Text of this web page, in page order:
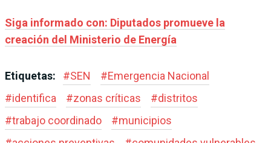
Siga informado con: Diputados promueve la
creación del Ministerio de Energía
Etiquetas: #SEN #Emergencia Nacional
#identifica #zonas críticas #distritos
#trabajo coordinado #municipios